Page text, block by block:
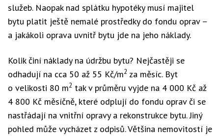
služeb. Naopak nad splátku hypotéky musí majitel
bytu platit ještě nemalé prostředky do fondu oprav –
a jakákoli oprava uvnitř bytu jde na jeho náklady.
Kolik činí náklady na údržbu bytu? Nejčastěji se
odhadují na cca 50 až 55 Kč/m2 za měsíc. Byt
o velikosti 80 m2 tak v průměru vyjde na 4 000 Kč až
4 800 Kč měsíčně, které odplují do fondu oprav či se
nastřádají na vnitřní opravy a rekonstrukce bytu. Jiný
pohled může vycházet z odpisů. Většina nemovitostí je